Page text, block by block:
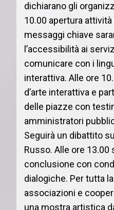
dichiarano gli
10.00 apertura
messaggi chiave
l’accessibilità ai
comunicare con i
interattiva. Alle ore
d’arte interattiva e
delle piazze con
amministratori
Seguirà un dibattito
Russo. Alle ore 13.00
conclusione con
dialogiche. Per tutta
associazioni e
una mostra artistica